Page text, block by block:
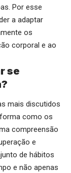
Por esse
a adaptar
os
corporal e ao
se
mais discutidos
como os
compreensão
e
de hábitos
e não apenas